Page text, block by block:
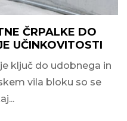
ČRPALKE DO
UČINKOVITOSTI
ključ do udobnega in
vila bloku so se